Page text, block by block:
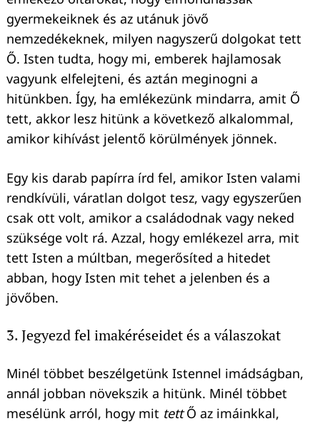
gyermekeiknek és az utánuk jövő
nemzedékeknek, milyen nagyszerű dolgokat tett
Ő. Isten tudta, hogy mi, emberek hajlamosak
vagyunk elfelejteni, és aztán meginogni a
hitünkben. Így, ha emlékezünk mindarra, amit Ő
tett, akkor lesz hitünk a következő alkalommal,
amikor kihívást jelentő körülmények jönnek.
Egy kis darab papírra írd fel, amikor Isten valami
rendkívüli, váratlan dolgot tesz, vagy egyszerűen
csak ott volt, amikor a családodnak vagy neked
szüksége volt rá. Azzal, hogy emlékezel arra, mit
tett Isten a múltban, megerősíted a hitedet
abban, hogy Isten mit tehet a jelenben és a
jövőben.
3. Jegyezd fel imakéréseidet és a válaszokat
Minél többet beszélgetünk Istennel imádságban,
annál jobban növekszik a hitünk. Minél többet
mesélünk arról, hogy mit tettŐ az imáinkkal,